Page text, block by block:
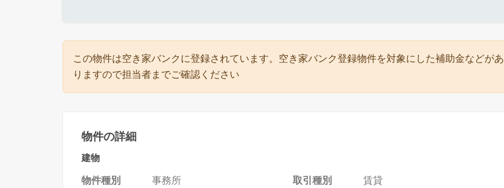
この物件は空き家バンクに登録されています。空き家バンク登録物件を対象にした補助金などがあ
りますので担当者までご確認ください
物件の詳細
建物
物件種別 事務所 取引種別 賃貸